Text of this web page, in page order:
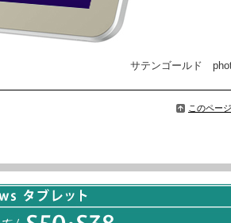
サテンゴールド
このペー